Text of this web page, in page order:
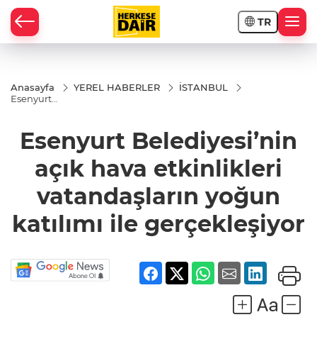
TR
Anasayfa YEREL HABERLER
İSTANBUL
Esenyurt
etkinlikleri
vatandaşların
katılımı ile
gerçekleşiyor
Esenyurt Belediyesi’nin
açık hava etkinlikleri
vatandaşların yoğun
katılımı ile gerçekleşiyor